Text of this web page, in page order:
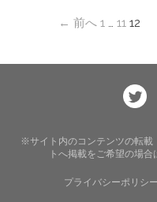
← 前へ 1 … 11 12
※サイト内のコンテンツの転載
トへ掲載をご希望の場合
プライバシーポリシー